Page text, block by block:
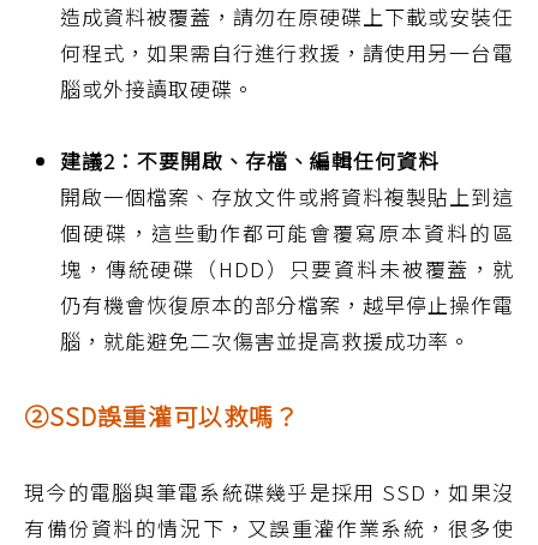
造成資料被覆蓋，請勿在原硬碟上下載或安裝任
何程式，如果需自行進行救援，請使用另一台電
腦或外接讀取硬碟。
建議2：不要開啟、存檔、編輯任何資料
開啟一個檔案、存放文件或將資料複製貼上到這
個硬碟，這些動作都可能會覆寫原本資料的區
塊，傳統硬碟（HDD）只要資料未被覆蓋，就
仍有機會恢復原本的部分檔案，越早停止操作電
腦，就能避免二次傷害並提高救援成功率。
②SSD誤重灌可以救嗎？
現今的電腦與筆電系統碟幾乎是採用 SSD，如果沒
有備份資料的情況下，又誤重灌作業系統，很多使